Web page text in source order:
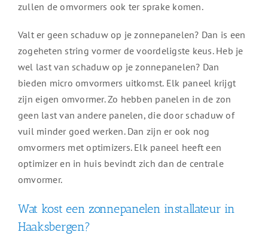
zullen de omvormers ook ter sprake komen.
Valt er geen schaduw op je zonnepanelen? Dan is een
zogeheten string vormer de voordeligste keus. Heb je
wel last van schaduw op je zonnepanelen? Dan
bieden micro omvormers uitkomst. Elk paneel krijgt
zijn eigen omvormer. Zo hebben panelen in de zon
geen last van andere panelen, die door schaduw of
vuil minder goed werken. Dan zijn er ook nog
omvormers met optimizers. Elk paneel heeft een
optimizer en in huis bevindt zich dan de centrale
omvormer.
Wat kost een zonnepanelen installateur in
Haaksbergen?